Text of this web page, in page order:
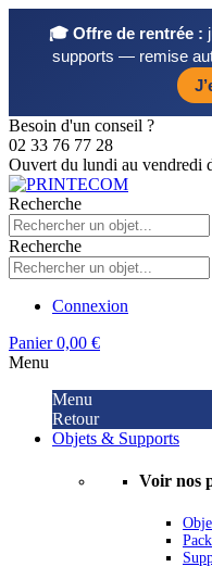
🎓 Offre de rentrée :
supports — remise
Besoin d'un conseil ?
02 33 76 77 28
Ouvert du lundi au vendredi
Recherche
Recherche
Connexion
Panier 0,00 €
Menu
Menu
Retour
Objets & Supports
Voir nos